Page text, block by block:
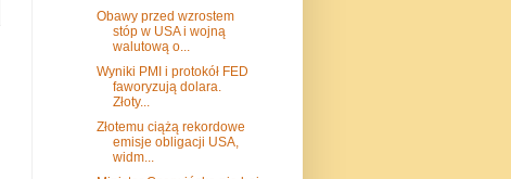
Obawy przed wzrostem
stóp w USA i wojną
walutową o...
Wyniki PMI i protokół FED
faworyzują dolara.
Złoty...
Złotemu ciążą rekordowe
emisje obligacji USA,
widm...